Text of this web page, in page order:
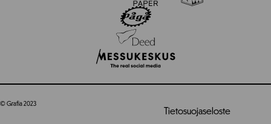
© Grafia 2023
Tietosuojaseloste